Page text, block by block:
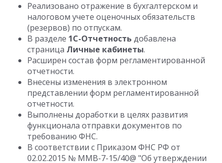
Реализовано отражение в бухгалтерском и
налоговом учете оценочных обязательств
(резервов) по отпускам.
В разделе 1С-Отчетность добавлена
страница Личные кабинеты.
Расширен состав форм регламентированной
отчетности.
Внесены изменения в электронном
представлении форм регламентированной
отчетности.
Выполнены доработки в целях развития
функционала отправки документов по
требованию ФНС.
В соответствии с Приказом ФНС РФ от
02.02.2015 № ММВ-7-15/40@ "Об утверждении